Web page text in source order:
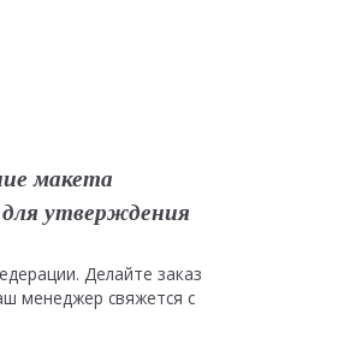
макета
утверждения
Делайте заказ
менеджер свяжется с